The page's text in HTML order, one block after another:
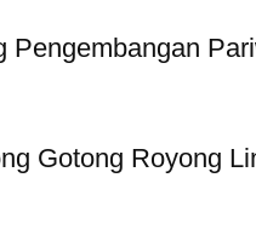
Pengembangan
Gotong Royong